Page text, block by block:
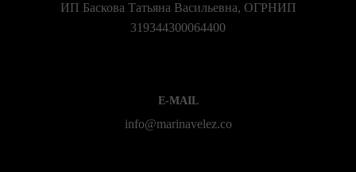
ИП Баскова Татьяна Васильевна, ОГРНИП
319344300064400
E-MAIL
info@marinavelez.co